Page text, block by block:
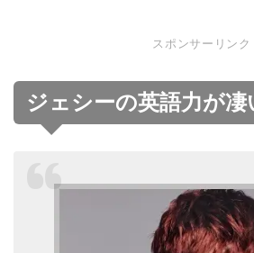
スポンサーリンク
ジェシーの英語力が凄